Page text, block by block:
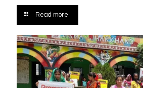
Read more